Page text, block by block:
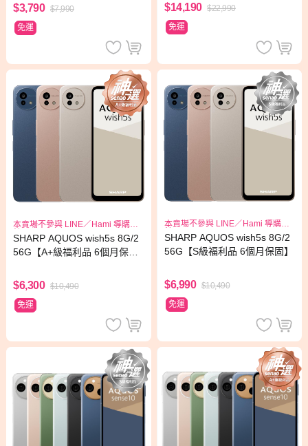
$3,790 $7,990
免運
$14,190 $22,990
免運
本賣場不參與 LINE／Hami 導購回
SHARP AQUOS wish5s 8G/2
56G【A+級福利品 6個月保
$6,300 $10,490
免運
本賣場不參與 LINE／Hami 導購回
SHARP AQUOS wish5s 8G/2
56G【S級福利品 6個月保固】
$6,990 $10,490
免運